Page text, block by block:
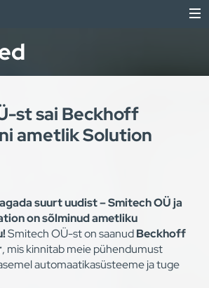
st sai Beckhoff
ametlik Solution
suurt uudist – Smitech OÜ ja
on sõlminud ametliku
Smitech OÜ-st on saanudBeckhoff
, mis kinnitab meie pühendumust
automaatikasüsteeme ja tuge